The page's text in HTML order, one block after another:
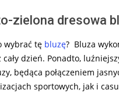
zielona dresowa
wybrać tę bluzę? Bluza
cały dzień. Ponadto,
będąca połączeniem
sportowych, jak i